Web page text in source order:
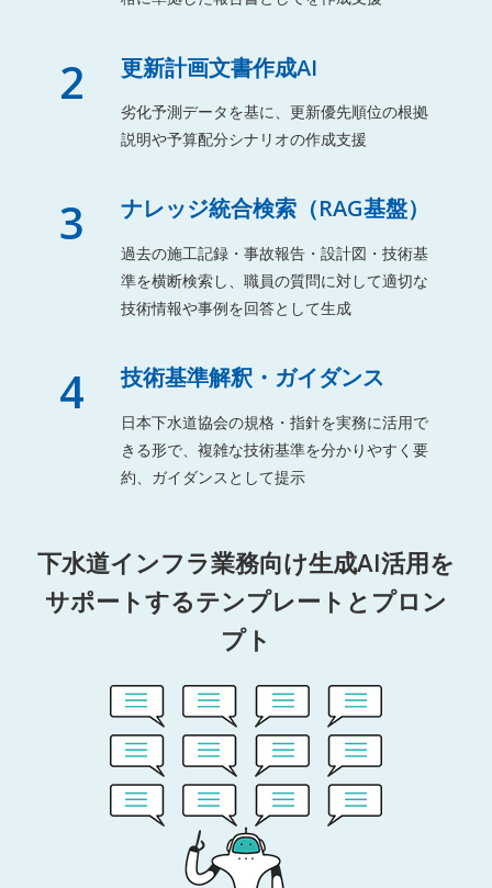
2 更新計画文書作成AI
劣化予測データを基に、更新優先順位の根拠
説明や予算配分シナリオの作成支援
3 ナレッジ統合検索（RAG基盤）
過去の施工記録・事故報告・設計図・技術基
準を横断検索し、職員の質問に対して適切な
技術情報や事例を回答として生成
4 技術基準解釈・ガイダンス
日本下水道協会の規格・指針を実務に活用で
きる形で、複雑な技術基準を分かりやすく要
約、ガイダンスとして提示
下水道インフラ業務向け生成AI活用を
サポートするテンプレートとプロン
プト